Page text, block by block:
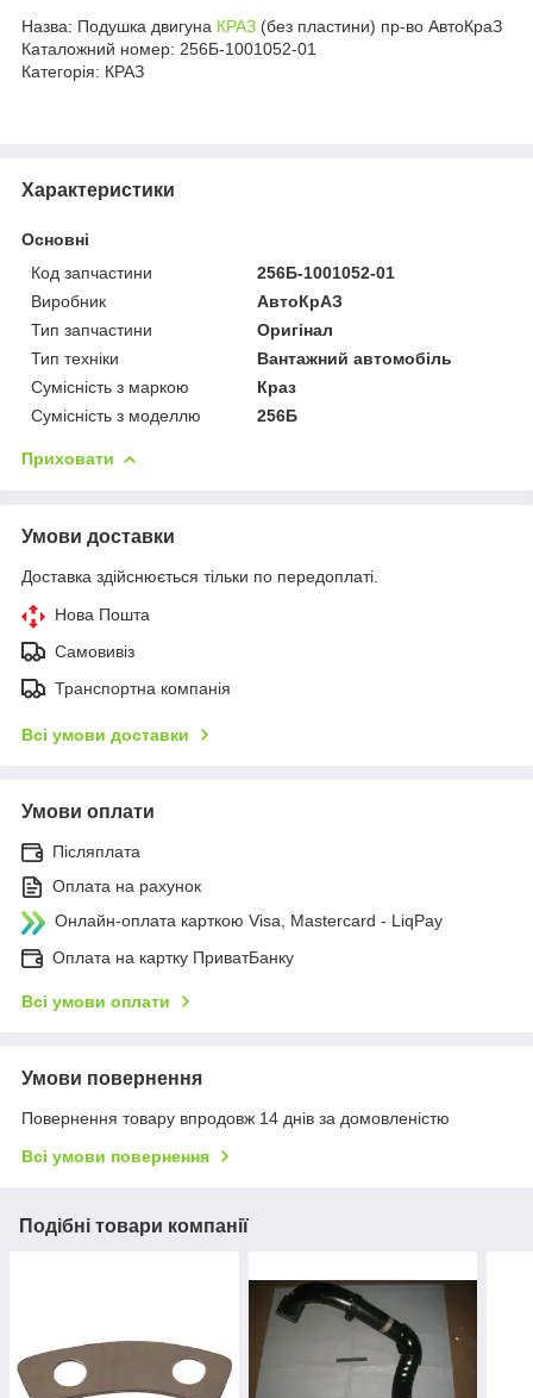
Назва: Подушка двигуна КРАЗ (без пластини) пр-во АвтоКраЗ
Каталожний номер: 256Б-1001052-01
Категорія: КРАЗ
Характеристики
Основні
Код запчастини
256Б-1001052-01
Виробник
АвтоКрАЗ
Тип запчастини
Оригінал
Тип техніки
Вантажний автомобіль
Сумісність з маркою
Краз
Сумісність з моделлю
256Б
Приховати
Умови доставки
Доставка здійснюється тільки по передоплаті.
Нова Пошта
Самовивіз
Транспортна компанія
Всі умови доставки
Умови оплати
Післяплата
Оплата на рахунок
Онлайн-оплата карткою Visa, Mastercard - LiqPay
Оплата на картку ПриватБанку
Всі умови оплати
Умови повернення
Повернення товару впродовж 14 днів за домовленістю
Всі умови повернення
Подібні товари компанії